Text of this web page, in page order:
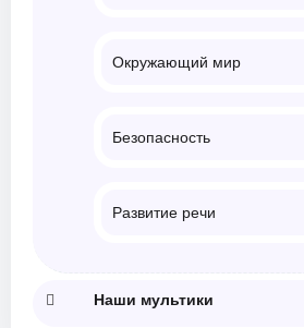
Окружающий мир
Безопасность
Развитие речи
Наши мультики